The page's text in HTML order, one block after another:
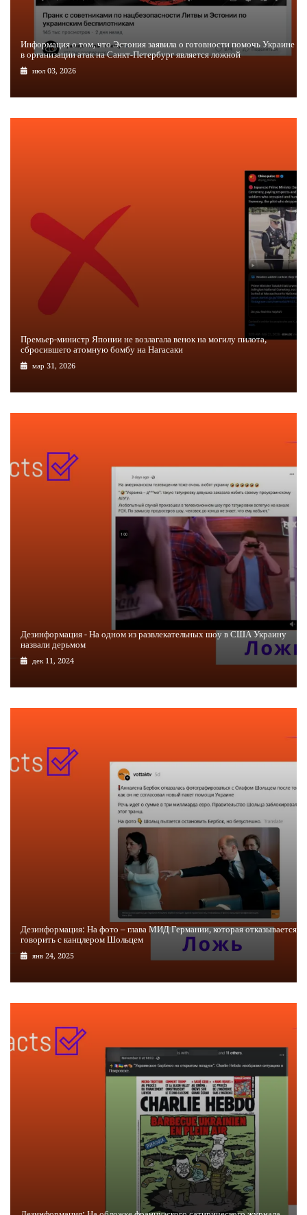
Информация о том, что Эстония заявила о готовности помочь Украине
в организации атак на Санкт-Петербург является ложной
июл 03, 2026
Премьер-министр Японии не возлагала венок на могилу пилота,
сбросившего атомную бомбу на Нагасаки
мар 31, 2026
Дезинформация - На одном из развлекательных шоу в США Украину
назвали дерьмом
дек 11, 2024
Дезинформация: На фото – глава МИД Германии, которая отказывается
говорить с канцлером Шольцем
янв 24, 2025